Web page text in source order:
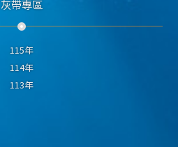
灰帶專區
115年
114年
113年